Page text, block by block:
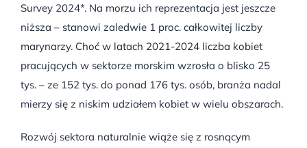
Survey 2024*. Na morzu ich reprezentacja jest jeszcze
niższa – stanowi zaledwie 1 proc. całkowitej liczby
marynarzy. Choć w latach 2021-2024 liczba kobiet
pracujących w sektorze morskim wzrosła o blisko 25
tys. – ze 152 tys. do ponad 176 tys. osób, branża nadal
mierzy się z niskim udziałem kobiet w wielu obszarach.
Rozwój sektora naturalnie wiąże się z rosnącym